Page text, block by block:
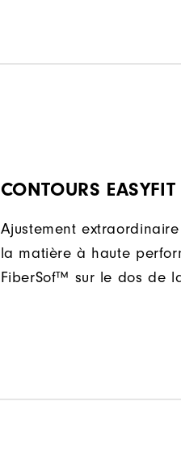
CONTOURS EASYFIT
Ajustement
la matière à haute
FiberSof™ sur le dos de